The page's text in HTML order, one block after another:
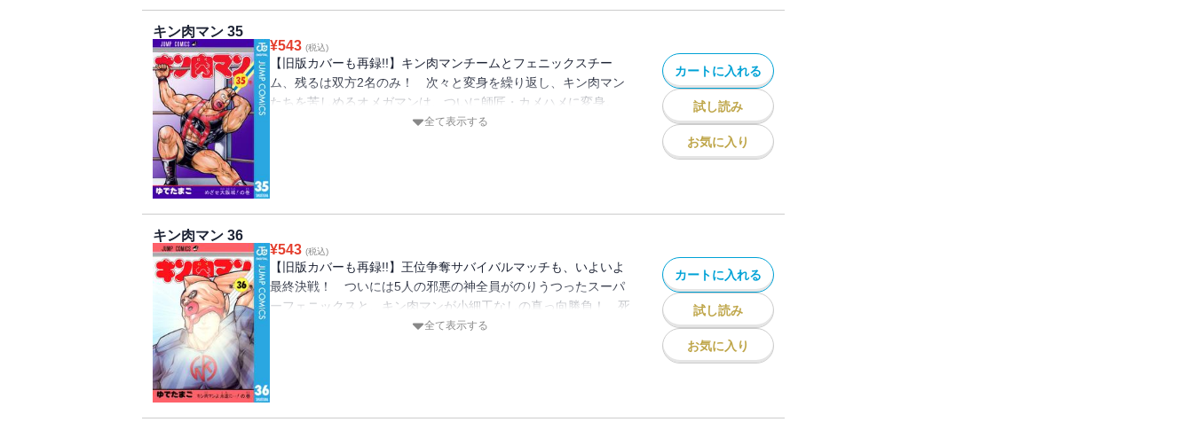
キン肉マン 35
¥543 (税込)
【旧版カバーも再録!!】キン肉マンチームとフェニックスチー
ム、残るは双方2名のみ！ 次々と変身を繰り返し、キン肉マン
たちを苦しめるオメガマンは、ついに師匠・カメハメに変身。
52の関節技を次々と仕掛けられ、キン肉マンはギブアップ寸前!?
全て表示する
カートに入れる
試し読み
お気に入り
キン肉マン 36
¥543 (税込)
【旧版カバーも再録!!】王位争奪サバイバルマッチも、いよいよ
最終決戦！ ついには5人の邪悪の神全員がのりうつったスーパ
ーフェニックスと、キン肉マンが小細工なしの真っ向勝負！ 死
闘を制するのは、果たしてどちらか…!!
全て表示する
カートに入れる
試し読み
お気に入り